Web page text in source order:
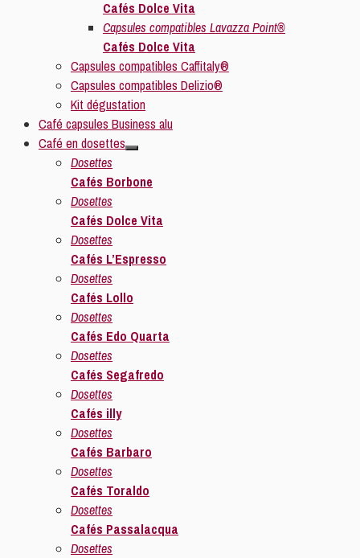
Cafés Dolce Vita
Capsules compatibles Lavazza Point®
Cafés Dolce Vita
Capsules compatibles Caffitaly®
Capsules compatibles Delizio®
Kit dégustation
Café capsules Business alu
Café en dosettes
Dosettes
Cafés Borbone
Dosettes
Cafés Dolce Vita
Dosettes
Cafés L’Espresso
Dosettes
Cafés Lollo
Dosettes
Cafés Edo Quarta
Dosettes
Cafés Segafredo
Dosettes
Cafés illy
Dosettes
Cafés Barbaro
Dosettes
Cafés Toraldo
Dosettes
Cafés Passalacqua
Dosettes